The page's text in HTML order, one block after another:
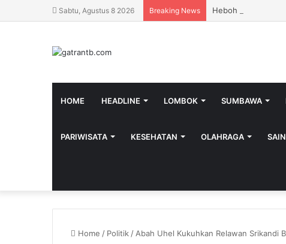
Sabtu, Agustus 8 2026 Breaking News Heboh SPBU
HOME HEADLINE LOMBOK SUMBAWA
PARIWISATA KESEHATAN OLAHRAGA
Home / Politik / Abah Uhel Kukuhkan Relawan Srikandi